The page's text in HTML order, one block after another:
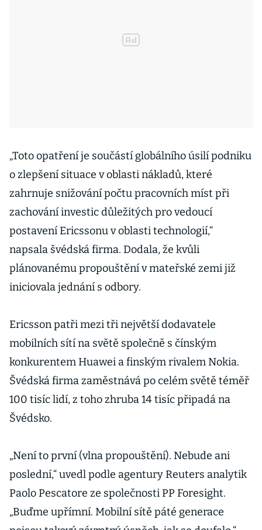
„Toto opatření je součástí globálního úsilí podniku
o zlepšení situace v oblasti nákladů, které
zahrnuje snižování počtu pracovních míst při
zachování investic důležitých pro vedoucí
postavení Ericssonu v oblasti technologií,“
napsala švédská firma. Dodala, že kvůli
plánovanému propouštění v mateřské zemi již
iniciovala jednání s odbory.
Ericsson patři mezi tři největší dodavatele
mobilních sítí na světě společně s čínským
konkurentem Huawei a finským rivalem Nokia.
Švédská firma zaměstnává po celém světě téměř
100 tisíc lidí, z toho zhruba 14 tisíc připadá na
Švédsko.
„Není to první (vlna propouštění). Nebude ani
poslední,“ uvedl podle agentury Reuters analytik
Paolo Pescatore ze společnosti PP Foresight.
„Buďme upřímní. Mobilní sítě páté generace